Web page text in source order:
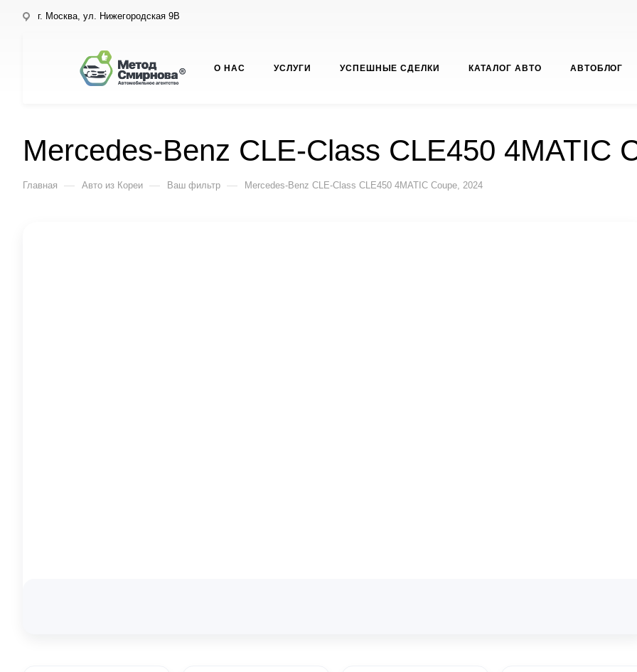
г. Москва, ул. Нижегородская 9В
О НАС УСЛУГИ УСПЕШНЫЕ СДЕЛКИ КАТАЛОГ АВТО АВТОБЛОГ
Mercedes-Benz CLE-Class CLE450 4MATIC
Главная — Авто из Кореи — Ваш фильтр — Mercedes-Benz CLE-Class CLE450 4MATIC Coupe, 2024